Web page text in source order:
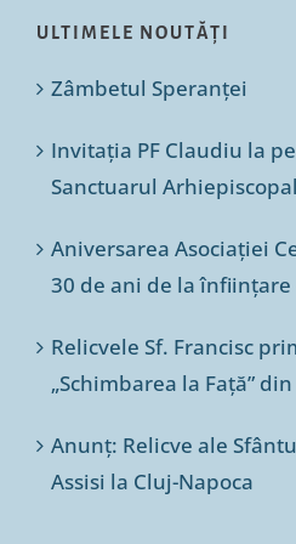
ULTIMELE NOUTĂȚI
Zâmbetul Speranței
Invitația PF Claudiu la
Sanctuarul
Aniversarea Asociației
30 de ani de la înființare
Relicvele Sf. Francisc
„Schimbarea la Față”
Anunț: Relicve ale
Assisi la Cluj-Napoca